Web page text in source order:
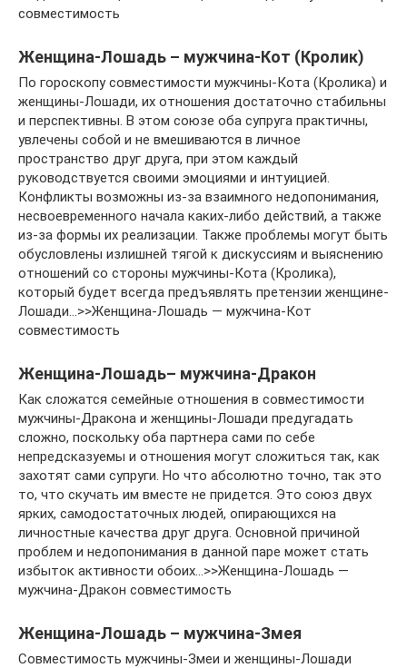
совместимость
Женщина-Лошадь – мужчина-Кот (Кролик)
По гороскопу совместимости мужчины-Кота (Кролика) и
женщины-Лошади, их отношения достаточно стабильны
и перспективны. В этом союзе оба супруга практичны,
увлечены собой и не вмешиваются в личное
пространство друг друга, при этом каждый
руководствуется своими эмоциями и интуицией.
Конфликты возможны из-за взаимного недопонимания,
несвоевременного начала каких-либо действий, а также
из-за формы их реализации. Также проблемы могут быть
обусловлены излишней тягой к дискуссиям и выяснению
отношений со стороны мужчины-Кота (Кролика),
который будет всегда предъявлять претензии женщине-
Лошади…>>Женщина-Лошадь — мужчина-Кот
совместимость
Женщина-Лошадь– мужчина-Дракон
Как сложатся семейные отношения в совместимости
мужчины-Дракона и женщины-Лошади предугадать
сложно, поскольку оба партнера сами по себе
непредсказуемы и отношения могут сложиться так, как
захотят сами супруги. Но что абсолютно точно, так это
то, что скучать им вместе не придется. Это союз двух
ярких, самодостаточных людей, опирающихся на
личностные качества друг друга. Основной причиной
проблем и недопонимания в данной паре может стать
избыток активности обоих…>>Женщина-Лошадь —
мужчина-Дракон совместимость
Женщина-Лошадь – мужчина-Змея
Совместимость мужчины-Змеи и женщины-Лошади